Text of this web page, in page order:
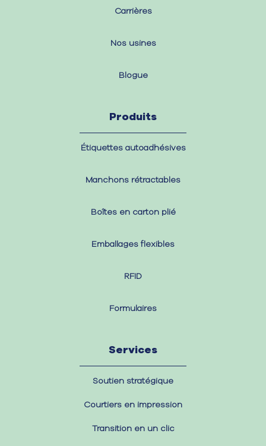
Carrières
Nos usines
Blogue
Produits
Étiquettes autoadhésives
Manchons rétractables
Boîtes en carton plié
Emballages flexibles
RFID
Formulaires
Services
Soutien stratégique
Courtiers en impression
Transition en un clic